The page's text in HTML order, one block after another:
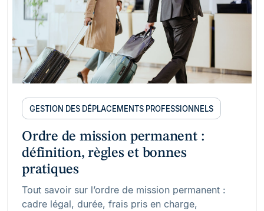
GESTION DES DÉPLACEMENTS PROFESSIONNELS
Ordre de mission permanent :
définition, règles et bonnes
pratiques
Tout savoir sur l’ordre de mission permanent :
cadre légal, durée, frais pris en charge,